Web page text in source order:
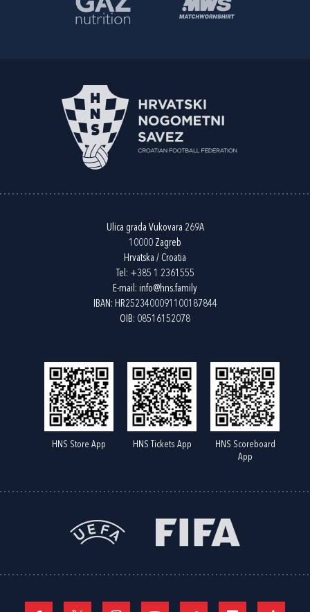
Ulica grada Vukovara 269A
10000 Zagreb
Hrvatska / Croatia
Tel: +385 1 2361555
E-mail: info@hns.family
IBAN: HR2523400091100187844
OIB: 08516152078
HNS Store App HNS Tickets App
HNS Scoreboard
App